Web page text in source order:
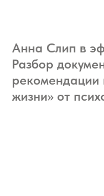
Анна Слип в
Разбор
рекомендации
жизни» от